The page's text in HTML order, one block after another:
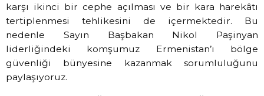
karşı ikinci bir cephe açılması ve bir kara harekâtı
tertiplenmesi tehlikesini de içermektedir. Bu
nedenle Sayın Başbakan Nikol Paşinyan
liderliğindeki komşumuz Ermenistan’ı bölge
güvenliği bünyesine kazanmak sorumluluğunu
paylaşıyoruz.